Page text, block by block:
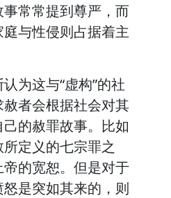
常常提到尊严，而
与性侵则占据着主
为这与“虚构”的社
者会根据社会对其
的赦罪故事。比如
定义的七宗罪之
的宽恕。但是对于
是突如其来的，则